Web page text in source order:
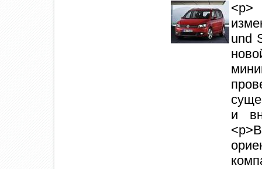
<p>
und
и